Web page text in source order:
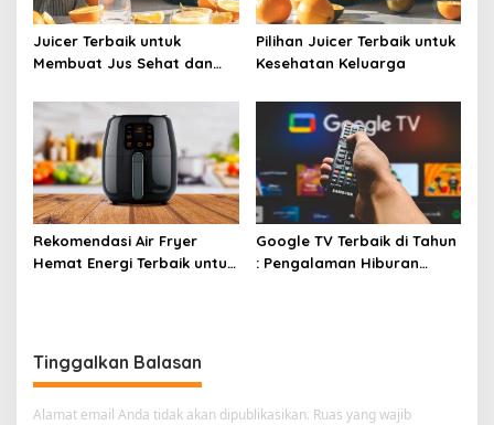
Juicer Terbaik untuk
Membuat Jus Sehat dan
Pilihan Juicer Terbaik untuk
Kesehatan Keluarga
Rekomendasi Air Fryer
Hemat Energi Terbaik untuk
Google TV Terbaik di Tahun
: Pengalaman Hiburan
Tinggalkan Balasan
Alamat email Anda tidak akan dipublikasikan. Ruas yang wajib